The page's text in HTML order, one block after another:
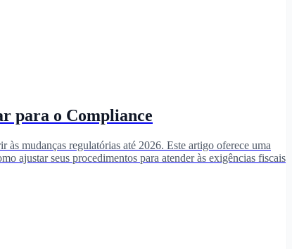
para o Compliance
às mudanças regulatórias até 2026. Este artigo oferece uma
ajustar seus procedimentos para atender às exigências fiscais